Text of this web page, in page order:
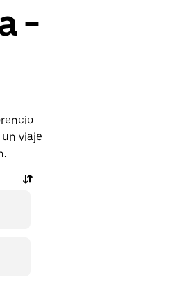
-
viaje